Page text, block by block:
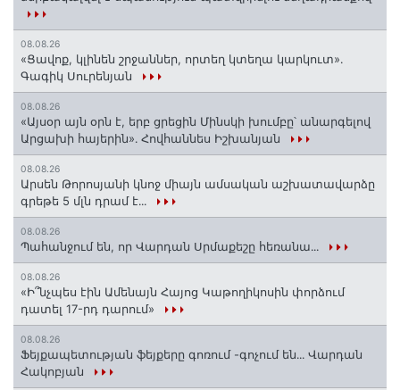
08.08.26
«Ցավոք, կլինեն շրջաններ, որտեղ կտեղա կարկուտ»․
Գագիկ Սուրենյան
08.08.26
«Այսօր այն օրն է, երբ ցրեցին Մինսկի խումբը՝ անարգելով
Արցախի հայերին»․ Հովհաննես Իշխանյան
08.08.26
Արսեն Թորոսյանի կնոջ միայն ամսական աշխատավարձը
գրեթե 5 մլն դրամ է․․․
08.08.26
Պահանջում են, որ Վարդան Սրմաքեշը հեռանա․․․
08.08.26
«Ի՞նչպես էին Ամենայն Հայոց Կաթողիկոսին փորձում
դատել 17-րդ դարում»
08.08.26
Ֆեյքապետության ֆեյքերը գոռում -գոչում են․․․ Վարդան
Հակոբյան